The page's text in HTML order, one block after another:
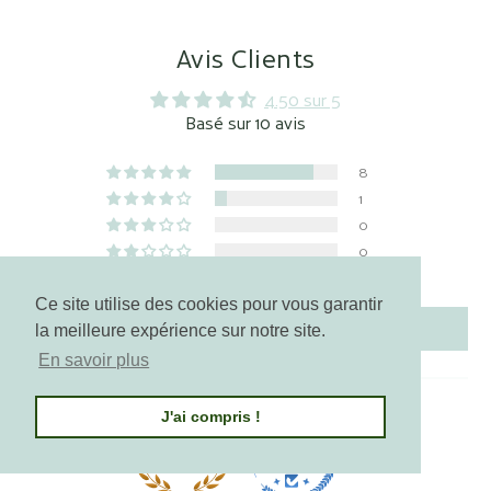
Ce site utilise des cookies pour vous garantir
la meilleure expérience sur notre site.
En savoir plus
J'ai compris !
Avis Clients
4.50 sur 5
Basé sur 10 avis
8
1
0
0
Écrire un avis